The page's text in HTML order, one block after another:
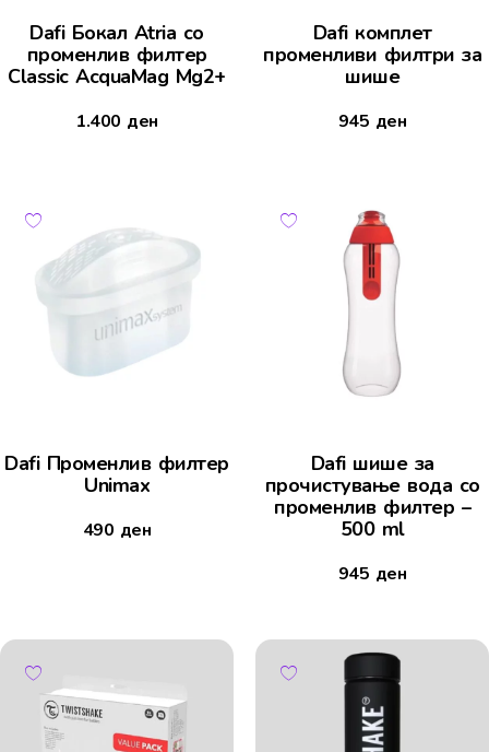
Dafi Бокал Atria со
променлив филтер
Classic AcquaMag Mg2+
1.400 ден
Dafi комплет
променливи филтри за
шише
945 ден
Dafi Променлив филтер
Unimax
490 ден
Dafi шише за
прочистување вода со
променлив филтер –
500 ml
945 ден